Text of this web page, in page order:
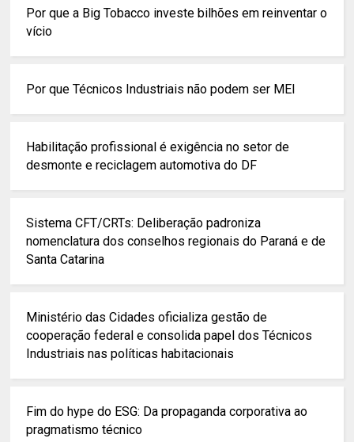
Por que a Big Tobacco investe bilhões em reinventar o
vício
Por que Técnicos Industriais não podem ser MEI
Habilitação profissional é exigência no setor de
desmonte e reciclagem automotiva do DF
Sistema CFT/CRTs: Deliberação padroniza
nomenclatura dos conselhos regionais do Paraná e de
Santa Catarina
Ministério das Cidades oficializa gestão de
cooperação federal e consolida papel dos Técnicos
Industriais nas políticas habitacionais
Fim do hype do ESG: Da propaganda corporativa ao
pragmatismo técnico